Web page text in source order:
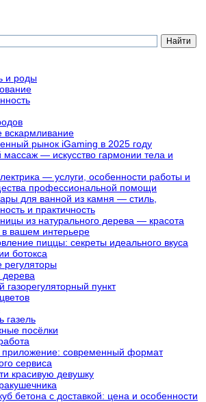
и роды
вскармливание
рынок iGaming в 2025 году
массаж — искусство гармонии тела и
— услуги, особенности работы и
профессиональной помощи
для ванной из камня — стиль,
и практичность
из натурального дерева — красота
вашем интерьере
пиццы: секреты идеального вкуса
ботокса
регуляторы
дерева
газорегуляторный пункт
газель
посёлки
современный формат
сервиса
красивую девушку
бетона с доставкой: цена и особенности